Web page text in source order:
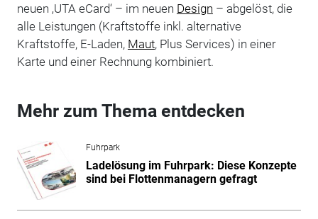
neuen ‚UTA eCard‘ – im neuen Design – abgelöst, die
alle Leistungen (Kraftstoffe inkl. alternative
Kraftstoffe, E-Laden, Maut, Plus Services) in einer
Karte und einer Rechnung kombiniert.
Mehr zum Thema entdecken
Fuhrpark
Ladelösung im Fuhrpark: Diese Konzepte
sind bei Flottenmanagern gefragt